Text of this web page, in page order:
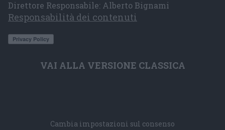
Direttore Responsabile: Alberto Bignami
Responsabilità dei contenuti
VAI ALLA VERSIONE CLASSICA
Cambia impostazioni sul consenso